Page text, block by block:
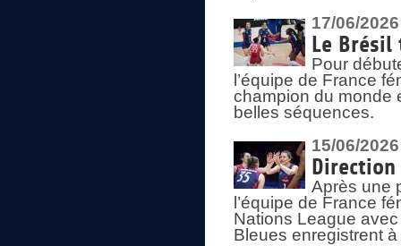
17/06/2026
Le
Pour
l’équipe de France
champion du monde
belles séquences.
15/06/2026
Après une
l’équipe de France
Nations League
Bleues enregistrent